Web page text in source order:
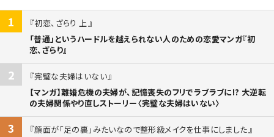
1
初恋、ざらり 上
「普通」というハードルを越えられない人のための恋愛マンガ『初
恋、ざらり』
2
完璧な夫婦はいない
【マンガ】離婚危機の夫婦が、記憶喪失のフリでラブラブに!? 大逆転
の夫婦関係やり直しストーリー〈完璧な夫婦はいない〉
3
顔面が「足の裏」みたいなので整形級メイクを仕事にしました